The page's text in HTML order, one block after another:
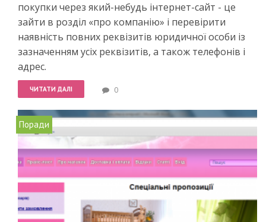
покупки через який-небудь інтернет-сайт - це
зайти в розділ «про компанію» і перевірити
наявність повних реквізитів юридичної особи із
зазначенням усіх реквізитів, а також телефонів і
адрес.
ЧИТАТИ ДАЛІ 0
Поради